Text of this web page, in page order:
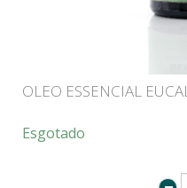
OLEO ESSENCIAL
Esgotado